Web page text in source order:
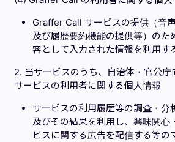
Graffer Call サービスの提供（音
及び履歴要約機能の提供等）のた
容として入力された情報を利用す
2. 当サービスのうち、自治体・官公庁
サービスの利用者に関する個人情報
サービスの利用履歴等の調査・分
及びその結果を利用し、興味関心
ビスに関する広告を配信する等の